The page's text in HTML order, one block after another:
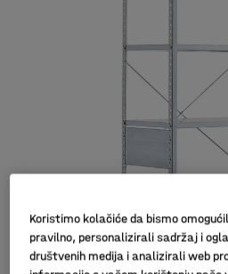
Koristimo kolačiće da bismo
pravilno, personalizirali sadržaj i
društvenih medija i analizirali web